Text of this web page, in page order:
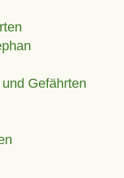
Gefährten